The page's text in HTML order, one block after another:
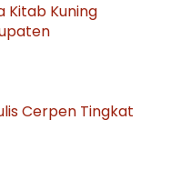
Kitab Kuning
Cerpen Tingkat